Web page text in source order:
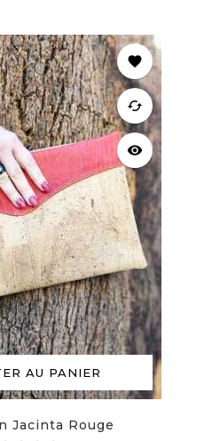
AU PANIER
favorite
cached
visibility
Jacinta Rouge